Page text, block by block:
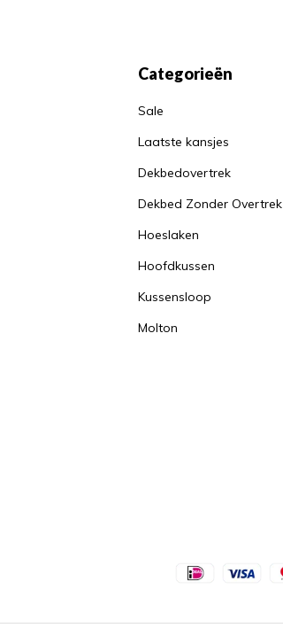
Categorieën
Sale
Laatste kansjes
Dekbedovertrek
Dekbed Zonder Overtrek
Hoeslaken
Hoofdkussen
Kussensloop
Molton